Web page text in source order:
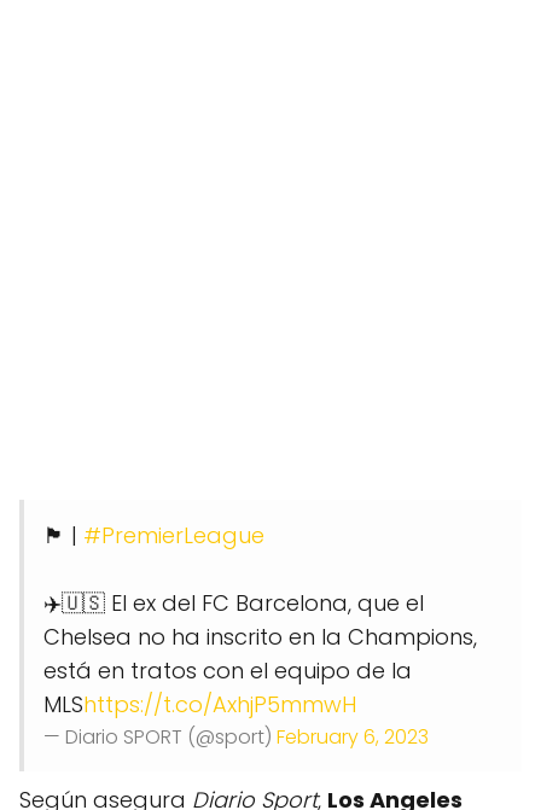
🏴󠁧󠁢󠁥󠁮󠁧󠁿 | #PremierLeague
✈️🇺🇸 El ex del FC Barcelona, que el
Chelsea no ha inscrito en la Champions,
está en tratos con el equipo de la
MLShttps://t.co/AxhjP5mmwH
— Diario SPORT (@sport) February 6, 2023
Según asegura Diario Sport, Los Angeles